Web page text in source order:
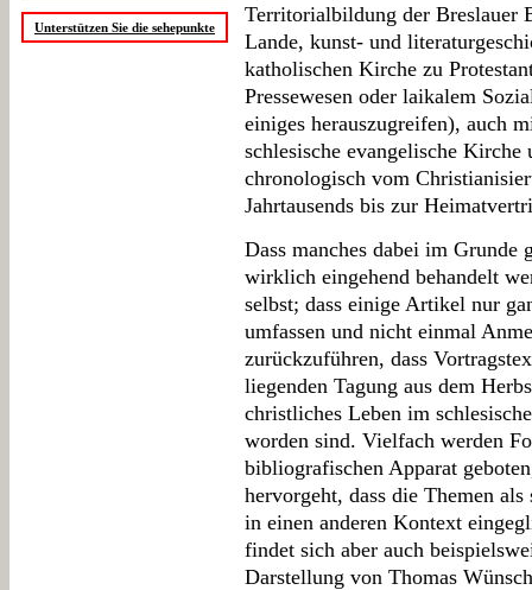
Unterstützen Sie die sehepunkte
Territorialbildung der Breslauer
Lande, kunst- und
katholischen Kirche zu
Pressewesen oder laikalem
einiges herauszugreifen), auch
schlesische evangelische
chronologisch vom
Jahrtausends bis zur
Dass manches dabei im Grunde
wirklich eingehend behandelt
selbst; dass einige Artikel nur
umfassen und nicht einmal
zurückzuführen, dass
liegenden Tagung aus dem
christliches Leben im
worden sind. Vielfach werden
bibliografischen Apparat
hervorgeht, dass die Themen
in einen anderen Kontext
findet sich aber auch
Darstellung von Thomas